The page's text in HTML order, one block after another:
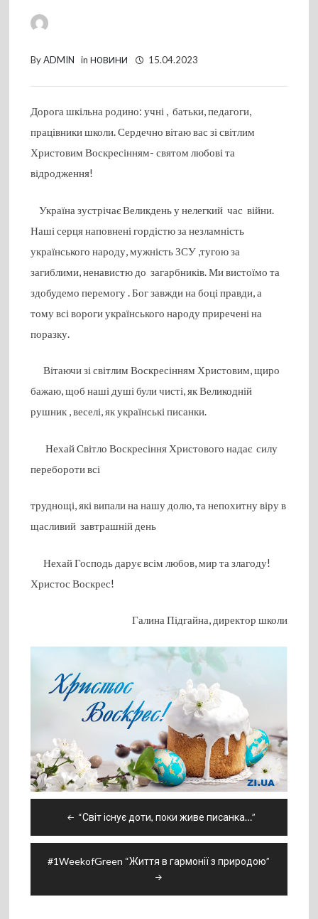
ByADMIN inНОВИНИ 15.04.2023
Дорога шкільна родино: учні , батьки, педагоги,
працівники школи. Сердечно вітаю вас зі світлим
Христовим Воскресінням- святом любові та
відродження!
Україна зустрічає Великдень у нелегкий час війни.
Наші серця наповнені гордістю за незламність
українського народу, мужність ЗСУ ,тугою за
загиблими, ненавистю до загарбників. Ми вистоїмо та
здобудемо перемогу . Бог завжди на боці правди, а
тому всі вороги українського народу приречені на
поразку.
Вітаючи зі світлим Воскресінням Христовим, щиро
бажаю, щоб наші душі були чисті, як Великодній
рушник , веселі, як українські писанки.
Нехай Світло Воскресіння Христового надає силу
перебороти всі
труднощі, які випали на нашу долю, та непохитну віру в
щасливий завтрашній день
Нехай Господь дарує всім любов, мир та злагоду!
Христос Воскрес!
Галина Підгайна, директор школи
записів“Світ існує доти, поки живе писанка…”
#1WeekofGreen “Життя в гармонії з природою”